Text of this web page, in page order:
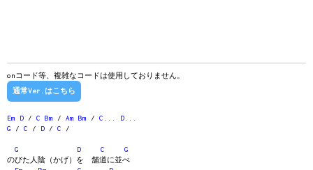
onコード等、複雑なコードは使用しておりません。
通常Ver.はこちら
Em D / C Bm / Am Bm / C D
G / C / D / C /
G D C
G
のびた人陰（かげ）を 舗道に並べ